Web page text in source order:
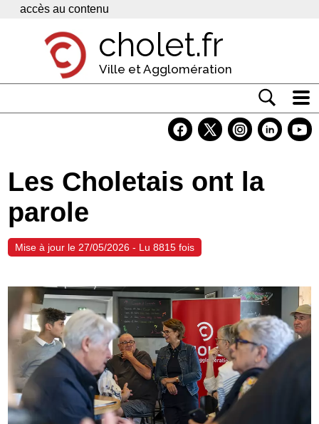
Panneau de gestion des cookies
accès au contenu
cholet.fr
Ville et Agglomération
Economie
Services
Contacts
Les Choletais ont la
parole
Mise à jour le 27/05/2026 - Lu 8815 fois